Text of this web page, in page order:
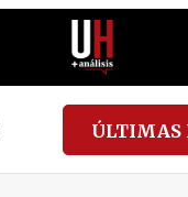
ÚLTIMAS